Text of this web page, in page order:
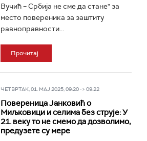
Вучић – Србија не сме да стане" за
место повереника за заштиту
равноправности...
Прочитај
ЧЕТВРТАК, 01. МАЈ 2025, 09:20 -> 09:22
Повереница Јанковић о
Миљковици и селима без струје: У
21. веку то не смемо да дозволимо,
предузете су мере